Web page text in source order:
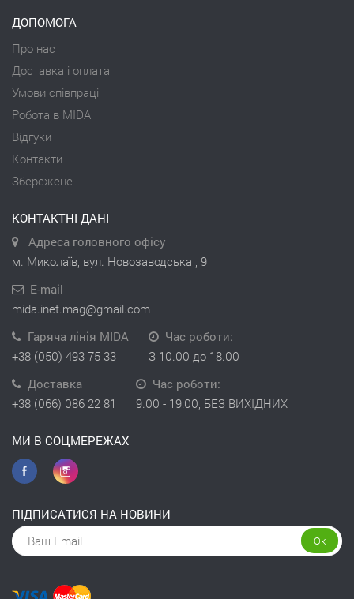
ДОПОМОГА
Про нас
Доставка і оплата
Умови співпраці
Робота в MIDA
Відгуки
Контакти
Збережене
КОНТАКТНІ ДАНІ
Адреса головного офісу
м. Миколаїв, вул. Новозаводська , 9
E-mail
mida.inet.mag@gmail.com
Гаряча лінія MIDA
+38 (050) 493 75 33
Час роботи:
З 10.00 до 18.00
Доставка
+38 (066) 086 22 81
Час роботи:
9.00 - 19:00, БЕЗ ВИХІДНИХ
МИ В СОЦМЕРЕЖАХ
ПІДПИСАТИСЯ НА НОВИНИ
Ok